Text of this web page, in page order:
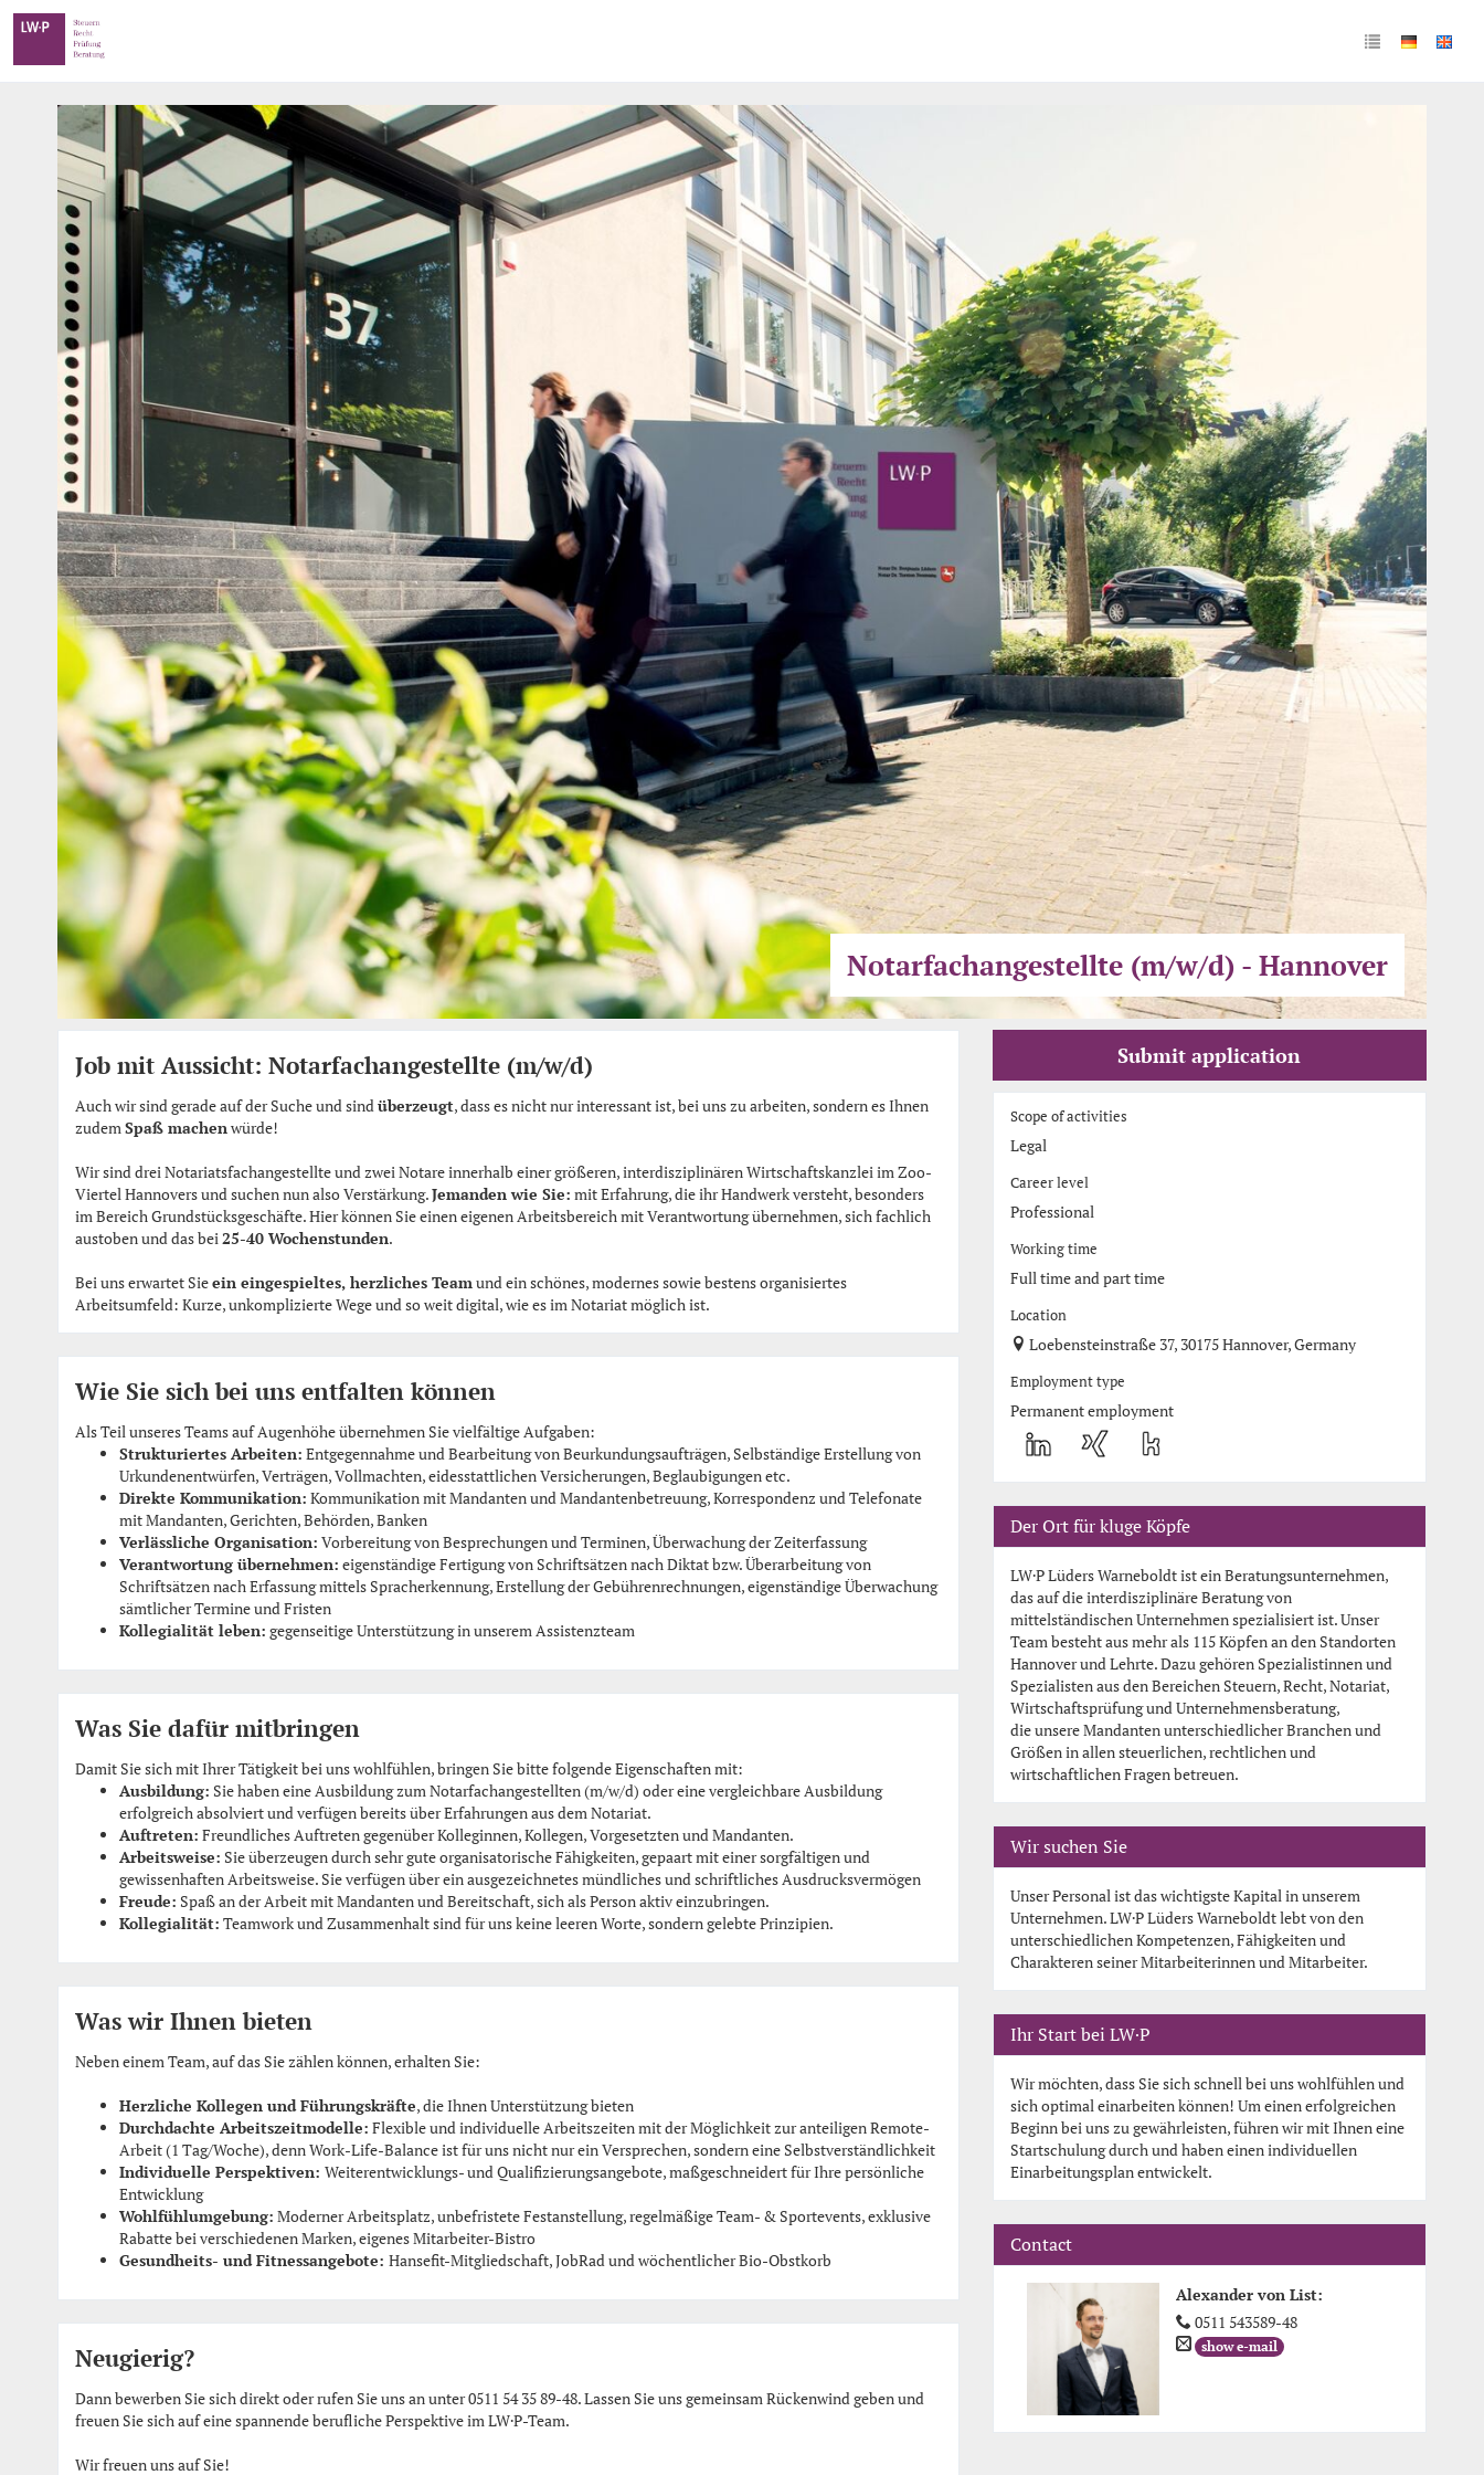
Notarfachangestellte (m/w/d) - Hannover
Job mit Aussicht: Notarfachangestellte (m/w/d)
Auch wir sind gerade auf der Suche und sindüberzeugt, dass es nicht nur interessant ist, bei uns zu arbeiten, sondern es Ihnen
zudemSpaß machenwürde!
Wir sind drei Notariatsfachangestellte und zwei Notare innerhalb einer größeren, interdisziplinären Wirtschaftskanzlei im Zoo-
Viertel Hannovers und suchen nun also Verstärkung.Jemanden wie Sie: mit Erfahrung, die ihr Handwerk versteht, besonders
im Bereich Grundstücksgeschäfte. Hier können Sie einen eigenen Arbeitsbereich mit Verantwortung übernehmen, sich fachlich
austoben und das bei25-40 Wochenstunden.
Bei uns erwartet Sieein eingespieltes, herzliches Teamund ein schönes, modernes sowie bestens organisiertes
Arbeitsumfeld: Kurze, unkomplizierte Wege und so weit digital, wie es im Notariat möglich ist.
Wie Sie sich bei uns entfalten können
Als Teil unseres Teams auf Augenhöhe übernehmen Sie vielfältige Aufgaben:
Strukturiertes Arbeiten: Entgegennahme und Bearbeitung von Beurkundungsaufträgen, Selbständige Erstellung von
Urkundenentwürfen, Verträgen, Vollmachten, eidesstattlichen Versicherungen, Beglaubigungen etc.
Direkte Kommunikation: Kommunikation mit Mandanten und Mandantenbetreuung, Korrespondenz und Telefonate
mit Mandanten, Gerichten, Behörden, Banken
Verlässliche Organisation: Vorbereitung von Besprechungen und Terminen, Überwachung der Zeiterfassung
Verantwortung übernehmen: eigenständige Fertigung von Schriftsätzen nach Diktat bzw. Überarbeitung von
Schriftsätzen nach Erfassung mittels Spracherkennung, Erstellung der Gebührenrechnungen, eigenständige Überwachung
sämtlicher Termine und Fristen
Kollegialität leben: gegenseitige Unterstützung in unserem Assistenzteam
Was Sie dafür mitbringen
Damit Sie sich mit Ihrer Tätigkeit bei uns wohlfühlen, bringen Sie bitte folgende Eigenschaften mit:
Ausbildung: Sie haben eine Ausbildung zum Notarfachangestellten (m/w/d) oder eine vergleichbare Ausbildung
erfolgreich absolviert und verfügen bereits über Erfahrungen aus dem Notariat.
Auftreten: Freundliches Auftreten gegenüber Kolleginnen, Kollegen, Vorgesetzten und Mandanten.
Arbeitsweise: Sie überzeugen durch sehr gute organisatorische Fähigkeiten, gepaart mit einer sorgfältigen und
gewissenhaften Arbeitsweise. Sie verfügen über ein ausgezeichnetes mündliches und schriftliches Ausdrucksvermögen
Freude: Spaß an der Arbeit mit Mandanten und Bereitschaft, sich als Person aktiv einzubringen.
Kollegialität: Teamwork und Zusammenhalt sind für uns keine leeren Worte, sondern gelebte Prinzipien.
Was wir Ihnen bieten
Neben einem Team, auf das Sie zählen können, erhalten Sie:
Herzliche Kollegen und Führungskräfte, die Ihnen Unterstützung bieten
Durchdachte Arbeitszeitmodelle: Flexible und individuelle Arbeitszeiten mit der Möglichkeit zur anteiligen Remote-
Arbeit (1 Tag/Woche), denn Work-Life-Balance ist für uns nicht nur ein Versprechen, sondern eine Selbstverständlichkeit
Individuelle Perspektiven: Weiterentwicklungs- und Qualifizierungsangebote, maßgeschneidert für Ihre persönliche
Entwicklung
Wohlfühlumgebung: Moderner Arbeitsplatz, unbefristete Festanstellung, regelmäßige Team- & Sportevents, exklusive
Rabatte bei verschiedenen Marken, eigenes Mitarbeiter-Bistro
Gesundheits- und Fitnessangebote: Hansefit-Mitgliedschaft, JobRad und wöchentlicher Bio-Obstkorb
Neugierig?
Dann bewerben Sie sich direkt oder rufen Sie uns an unter 0511 54 35 89-48. Lassen Sie uns gemeinsam Rückenwind geben und
freuen Sie sich auf eine spannende berufliche Perspektive im LW·P-Team.
Wir freuen uns auf Sie!
Submit application
Scope of activities
Legal
Career level
Professional
Working time
Full time and part time
Location
Loebensteinstraße 37, 30175 Hannover, Germany
Employment type
Permanent employment
Der Ort für kluge Köpfe
LW·P Lüders Warneboldt ist ein Beratungsunternehmen,
das auf die interdisziplinäre Beratung von
mittelständischen Unternehmen spezialisiert ist. Unser
Team besteht aus mehr als 115 Köpfen an den Standorten
Hannover und Lehrte. Dazu gehören Spezialistinnen und
Spezialisten aus den Bereichen Steuern, Recht, Notariat,
Wirtschaftsprüfung und Unternehmensberatung,
die unsere Mandanten unterschiedlicher Branchen und
Größen in allen steuerlichen, rechtlichen und
wirtschaftlichen Fragen betreuen.
Wir suchen Sie
Unser Personal ist das wichtigste Kapital in unserem
Unternehmen. LW·P Lüders Warneboldt lebt von den
unterschiedlichen Kompetenzen, Fähigkeiten und
Charakteren seiner Mitarbeiterinnen und Mitarbeiter.
Ihr Start bei LW·P
Wir möchten, dass Sie sich schnell bei uns wohlfühlen und
sich optimal einarbeiten können! Um einen erfolgreichen
Beginn bei uns zu gewährleisten, führen wir mit Ihnen eine
Startschulung durch und haben einen individuellen
Einarbeitungsplan entwickelt.
Contact
Alexander von List:
0511 543589-48
show e-mail